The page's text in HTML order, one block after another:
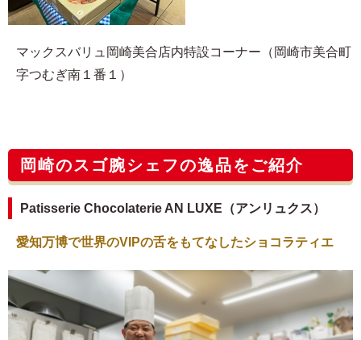
マックスバリュ岡崎美合店内特設コーナー（岡崎市美合町
字つむぎ南１番１）
岡崎のスゴ腕シェフの逸品をご紹介
Patisserie Chocolaterie AN LUXE（アンリュクス）
愛知万博で世界のVIPの舌をもてなしたショコラティエ